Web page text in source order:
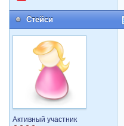
Стейси
Активный участник